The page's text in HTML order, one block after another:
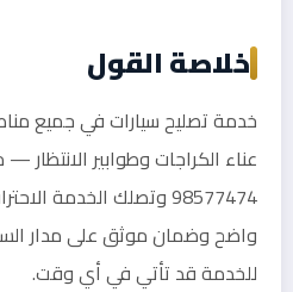
خلاصة القول
خدمة تصليح سيارات في جميع
عناء الكراجات وطوابير
98577474 وتصلك الخدمة
واضح وضمان موثق على مدار
للخدمة قد تأتي في أي وقت.